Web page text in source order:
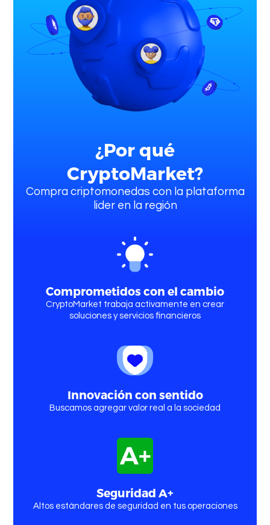
¿Por qué
CryptoMarket?
Compra criptomonedas con la plataforma
lider en la región
Comprometidos con el cambio
CryptoMarket trabaja activamente en crear
soluciones y servicios financieros
Innovación con sentido
Buscamos agregar valor real a la sociedad
Seguridad A+
Altos estándares de seguridad en tus operaciones